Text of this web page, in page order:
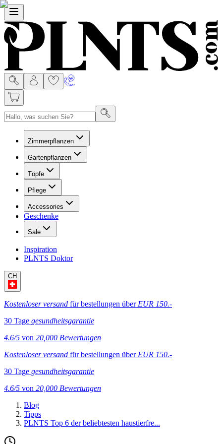
Menu
Zimmerpflanzen
Gartenpflanzen
Töpfe
Pflege
Accessories
Geschenke
Sale
Inspiration
PLNTS Doktor
CH
Kostenloser versand für bestellungen über EUR 150.-
30 Tage gesundheitsgarantie
4.6/5 von 20,000 Bewertungen
Kostenloser versand für bestellungen über EUR 150.-
30 Tage gesundheitsgarantie
4.6/5 von 20,000 Bewertungen
Blog
Tipps
PLNTS Top 6 der beliebtesten haustierfre...